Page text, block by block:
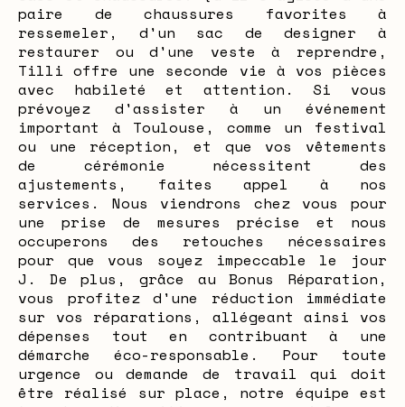
paire de chaussures favorites à
ressemeler, d'un sac de designer à
restaurer ou d'une veste à reprendre,
Tilli offre une seconde vie à vos pièces
avec habileté et attention. Si vous
prévoyez d'assister à un événement
important à Toulouse, comme un festival
ou une réception, et que vos vêtements
de cérémonie nécessitent des
ajustements, faites appel à nos
services. Nous viendrons chez vous pour
une prise de mesures précise et nous
occuperons des retouches nécessaires
pour que vous soyez impeccable le jour
J. De plus, grâce au Bonus Réparation,
vous profitez d'une réduction immédiate
sur vos réparations, allégeant ainsi vos
dépenses tout en contribuant à une
démarche éco-responsable. Pour toute
urgence ou demande de travail qui doit
être réalisé sur place, notre équipe est